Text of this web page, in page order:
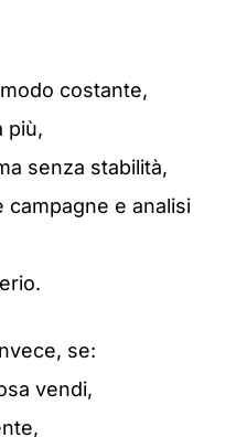
costante,
più,
senza stabilità,
campagne e analisi
se:
vendi,